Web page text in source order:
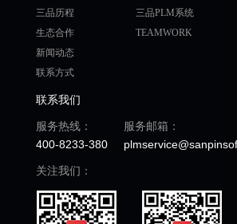
三品历程
生态合作
新闻动态
联系方式
三品PLM系统
TEAMWORK
联系我们
服务热线：
400-8233-380
服务邮箱：
关注我们：